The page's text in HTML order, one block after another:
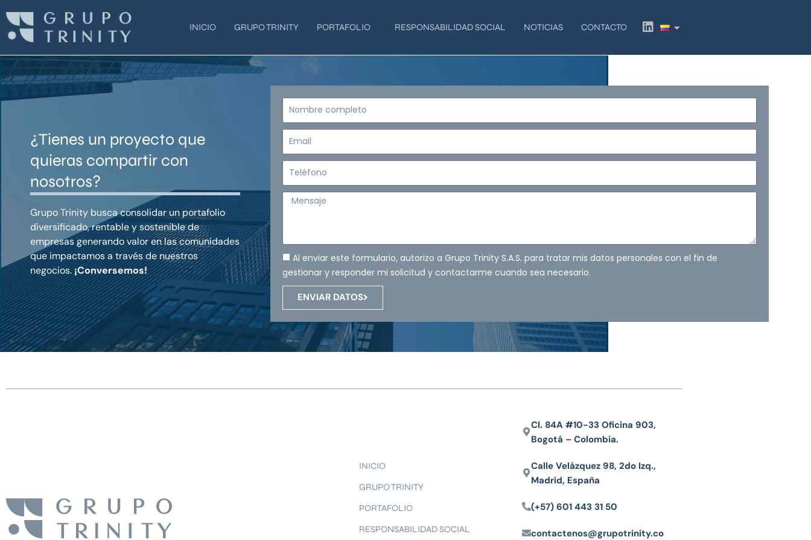
contenido
INICIO GRUPO TRINITY PORTAFOLIO RESPONSABILIDAD SOCIAL NOTICIAS CONTACTO
L
i
k
¿Tienes un proyecto que
quieras compartir con
nosotros?
Grupo Trinity busca consolidar un portafolio
diversificado, rentable y sostenible de
empresas generando valor en las comunidades
que impactamos a través de nuestros
negocios.¡Conversemos!
Nombre
Email
Teléfono
Mensaje
Al enviar este formulario, autorizo a Grupo Trinity S.A.S. para tratar mis datos personales con el fin de
gestionar y responder mi solicitud y contactarme cuando sea necesario.
ENVIAR DATOS
INICIO
GRUPO TRINITY
PORTAFOLIO
RESPONSABILIDAD SOCIAL
Cl. 84A #10-33 Oficina 903,
Bogotá – Colombia.
Calle Velázquez 98, 2do Izq.,
Madrid, España
(+57) 601 443 31 50
contactenos@grupotrinity.co